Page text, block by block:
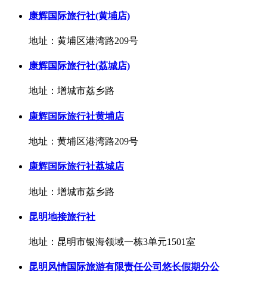
康辉国际旅行社(黄埔店)
地址：黄埔区港湾路209号
康辉国际旅行社(荔城店)
地址：增城市荔乡路
康辉国际旅行社黄埔店
地址：黄埔区港湾路209号
康辉国际旅行社荔城店
地址：增城市荔乡路
昆明地接旅行社
地址：昆明市银海领域一栋3单元1501室
昆明风情国际旅游有限责任公司悠长假期分公